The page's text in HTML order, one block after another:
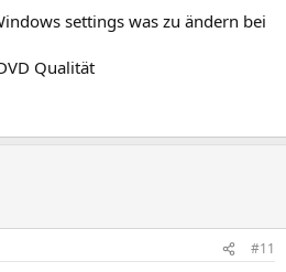
settings was zu ändern bei
Qualität
#11